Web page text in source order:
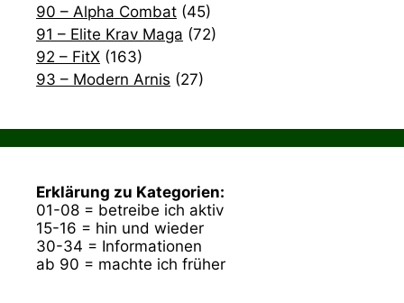
90 – Alpha Combat (45)
91 – Elite Krav Maga (72)
92 – FitX (163)
93 – Modern Arnis (27)
Erklärung zu Kategorien:
01-08 = betreibe ich aktiv
15-16 = hin und wieder
30-34 = Informationen
ab 90 = machte ich früher